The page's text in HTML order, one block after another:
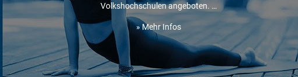
Volkshochschulen angeboten. …
» Mehr Infos